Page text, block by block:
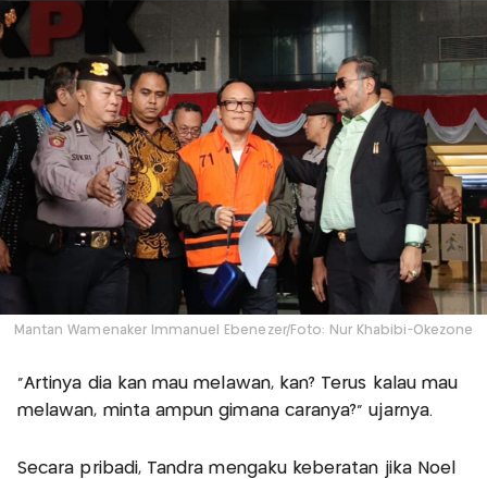
Mantan Wamenaker Immanuel Ebenezer/Foto: Nur Khabibi-Okezone
"Artinya dia kan mau melawan, kan? Terus kalau mau
melawan, minta ampun gimana caranya?" ujarnya.
Secara pribadi, Tandra mengaku keberatan jika Noel